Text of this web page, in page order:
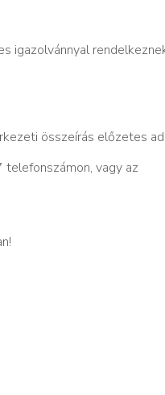
igazolvánnyal
összeírás előzetes
vagy az